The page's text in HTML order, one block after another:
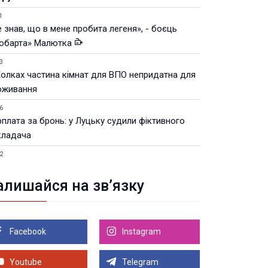
знав, що в мене пробита легеня», - боєць
Малютка
частина кімнат для ВПО непридатна для
за бронь: у Луцьку судили фіктивного
21:18
телеоб'єктивів Sigma Sports та Sony G-
21:00
на 99,9% готовий новий Державний
простір. ВІДЕО
на зв’язку
Facebook Instagram
Youtube Telegram